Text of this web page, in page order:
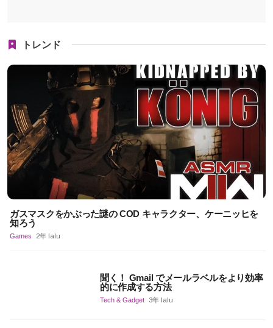
トレンド
ガスマスクをかぶった謎の COD キャラクター、ケーニッヒを
知ろう
Games 2年 lalu
聞く！ Gmail でメールラベルをより効率
的に作成する方法
Tech & Gadget 3年 lalu